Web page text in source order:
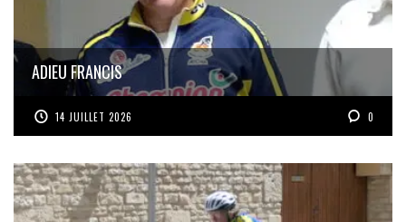
ADIEU FRANCIS
14 JUILLET 2026 0